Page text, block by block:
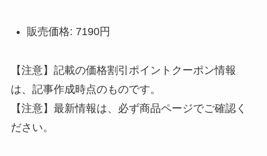
販売価格: 7190円
【注意】記載の価格割引ポイントクーポン情報
は、記事作成時点のものです。
【注意】最新情報は、必ず商品ページでご確認く
ださい。